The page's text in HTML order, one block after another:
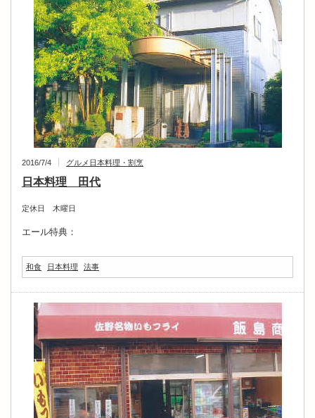
2016/7/4 グルメ 日本料理・割烹
日本料理 田代
定休日 木曜日
エール特典：
和食 日本料理 法事